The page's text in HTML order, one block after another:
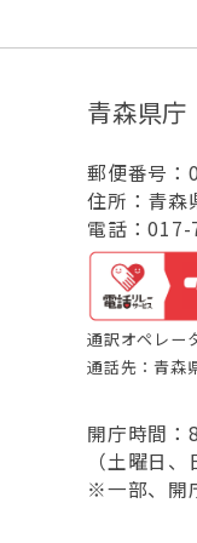
青森県庁
郵便番号：
住所：青森
電話：
通訳オペレー
通話先：青森
開庁時間：
（土曜日
※一部、開